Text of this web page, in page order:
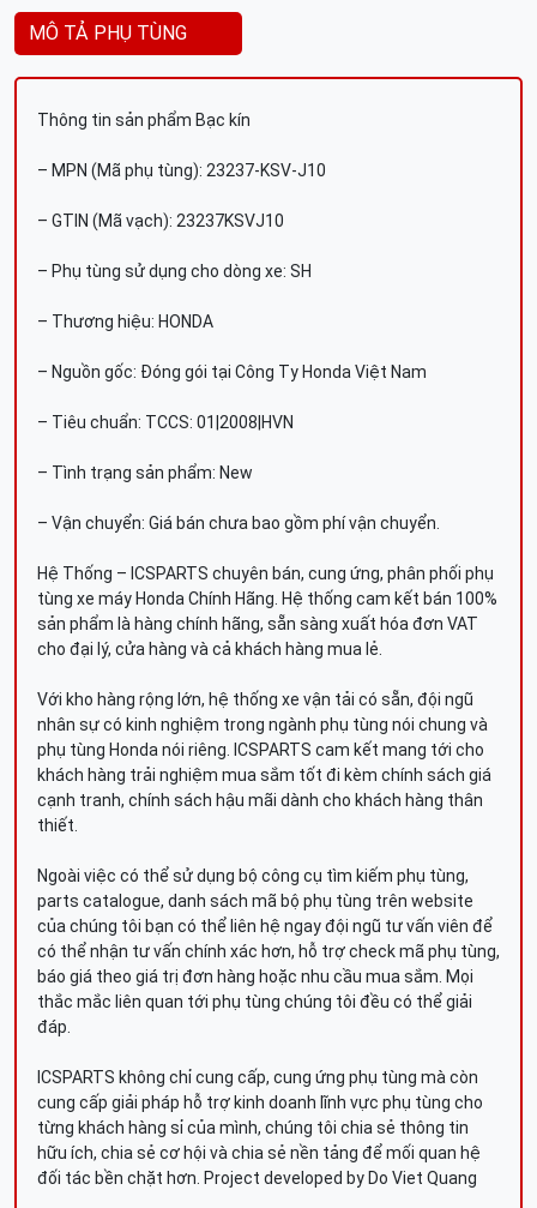
MÔ TẢ PHỤ TÙNG
Thông tin sản phẩm Bạc kín
– MPN (Mã phụ tùng): 23237-KSV-J10
– GTIN (Mã vạch): 23237KSVJ10
– Phụ tùng sử dụng cho dòng xe: SH
– Thương hiệu: HONDA
– Nguồn gốc: Đóng gói tại Công Ty Honda Việt Nam
– Tiêu chuẩn: TCCS: 01|2008|HVN
– Tình trạng sản phẩm: New
– Vận chuyển: Giá bán chưa bao gồm phí vận chuyển.
Hệ Thống – ICSPARTS chuyên bán, cung ứng, phân phối phụ
tùng xe máy Honda Chính Hãng. Hệ thống cam kết bán 100%
sản phẩm là hàng chính hãng, sẵn sàng xuất hóa đơn VAT
cho đại lý, cửa hàng và cả khách hàng mua lẻ.
Với kho hàng rộng lớn, hệ thống xe vận tải có sẵn, đội ngũ
nhân sự có kinh nghiệm trong ngành phụ tùng nói chung và
phụ tùng Honda nói riêng. ICSPARTS cam kết mang tới cho
khách hàng trải nghiệm mua sắm tốt đi kèm chính sách giá
cạnh tranh, chính sách hậu mãi dành cho khách hàng thân
thiết.
Ngoài việc có thể sử dụng bộ công cụ tìm kiếm phụ tùng,
parts catalogue, danh sách mã bộ phụ tùng trên website
của chúng tôi bạn có thể liên hệ ngay đội ngũ tư vấn viên để
có thể nhận tư vấn chính xác hơn, hỗ trợ check mã phụ tùng,
báo giá theo giá trị đơn hàng hoặc nhu cầu mua sắm. Mọi
thắc mắc liên quan tới phụ tùng chúng tôi đều có thể giải
đáp.
ICSPARTS không chỉ cung cấp, cung ứng phụ tùng mà còn
cung cấp giải pháp hỗ trợ kinh doanh lĩnh vực phụ tùng cho
từng khách hàng sỉ của mình, chúng tôi chia sẻ thông tin
hữu ích, chia sẻ cơ hội và chia sẻ nền tảng để mối quan hệ
đối tác bền chặt hơn. Project developed by Do Viet Quang